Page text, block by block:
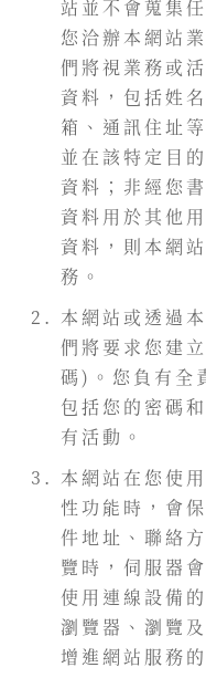
站並不會蒐集
您洽辦本網站
們將視業務或
資料，包括姓
箱、通訊住址
並在該特定目
資料；非經您
資料用於其他
資料，則本網
務。
本網站或透過
們將要求您建
碼)。您負有全
包括您的密碼
有活動。
本網站在您使
性功能時，會
件地址、聯絡
覽時，伺服器
使用連線設備
瀏覽器、瀏覽
增進網站服務